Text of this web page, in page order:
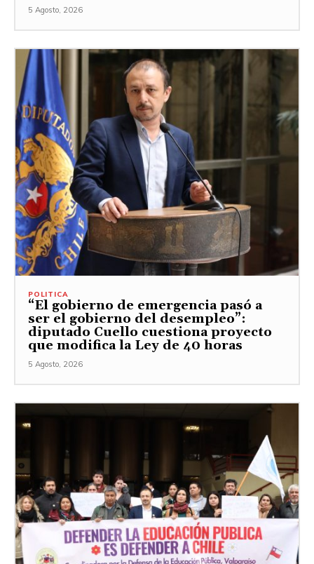
5 Agosto, 2026
POLITICA
“El gobierno de emergencia pasó a
ser el gobierno del desempleo”:
diputado Cuello cuestiona proyecto
que modifica la Ley de 40 horas
5 Agosto, 2026